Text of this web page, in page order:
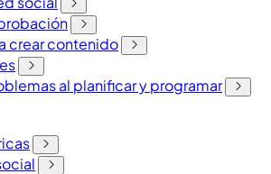
crear contenido
al planificar y programar